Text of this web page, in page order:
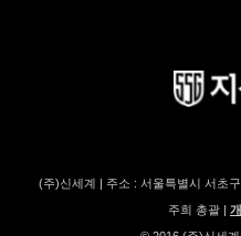
(주)신세계 | 주소 : 서울특별시 서초
주희 총괄 |